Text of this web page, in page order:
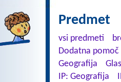
Predmet
vsi predmeti
Dodatna
Geografija
IP: Geografija